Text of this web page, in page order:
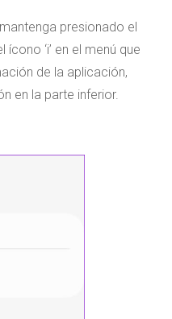
presionado el
‘i’ en el menú que
de la aplicación,
en la parte inferior.